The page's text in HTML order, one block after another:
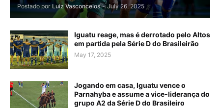
Postado por Luiz Vasconcelos - July 26, 2025
Iguatu reage, mas é derrotado pelo Altos
em partida pela Série D do Brasileirão
May 17, 2025
Jogando em casa, Iguatu vence o
Parnahyba e assume a vice-liderança do
grupo A2 da Série D do Brasileiro